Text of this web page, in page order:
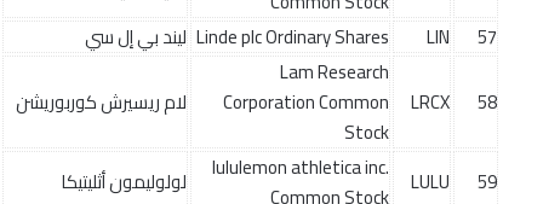
57
LIN
Linde plc Ordinary Shares ليند بي إل سي
58
LRCX
Lam Research
Corporation Common
Stock
لام ريسيرش كوربوريشن
59
LULU
lululemon athletica inc.
Common Stock
لولوليمون أثليتيكا